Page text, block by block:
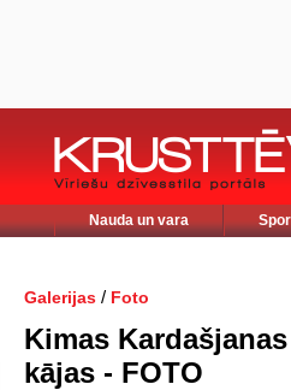
Nauda un vara
Galerijas / Foto
Kimas
kājas - FOTO